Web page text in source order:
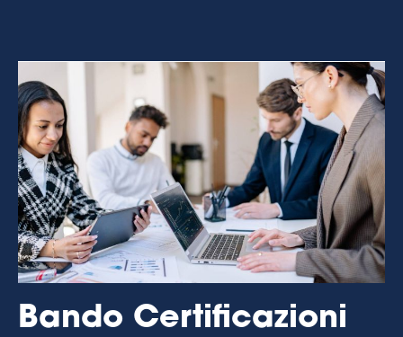
Bando Certificazioni